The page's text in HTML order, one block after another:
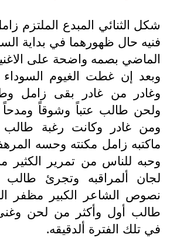
شكل الثنائي المبدع الملتزم
فنيه حال ظهورهما في بداية
الماضي بصمه واضحة على
وبعد إن غطت الغيوم السوداء
وغادر من غادر بقى زامل
ولحن طالب عتباً وشوقاً
ومن غادر وكانت رغبة
ماكتبه زامل مكنته وحسه
وحبه للناس من تمرير
لجان ألمراقبه وتجرئ
نصوص الشاعر الكبير مظفر
طالب أول وأكثر من لحن
في تلك الفترة ألدقيقه.